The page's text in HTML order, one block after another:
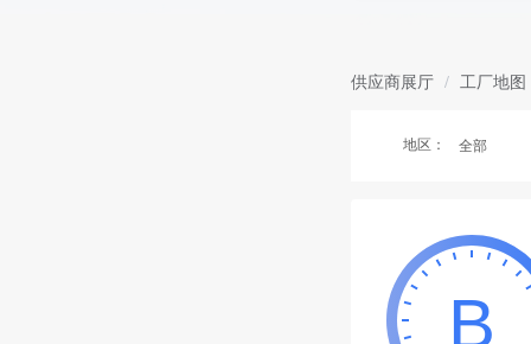
供应商展厅 / 工厂地图
地区： 全部